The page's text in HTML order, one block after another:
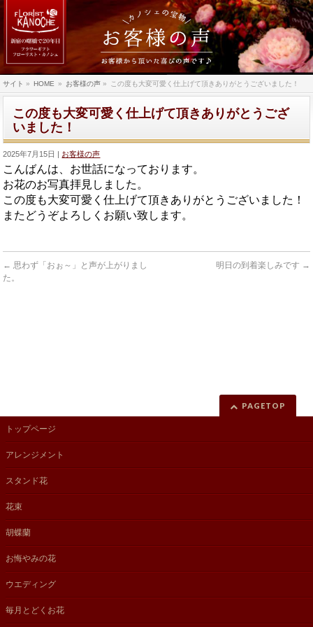
サイト » HOME » お客様の声 » この度も大変可愛く仕上げて頂きありがとうございました！
この度も大変可愛く仕上げて頂きありがとうござ
いました！
2025年7月15日 お客様の声
こんばんは、お世話になっております。
お花のお写真拝見しました。
この度も大変可愛く仕上げて頂きありがとうございました！
またどうぞよろしくお願い致します。
← 思わず「おぉ～」と声が上がりまし
た。
明日の到着楽しみです →
PAGETOP
トップページ
アレンジメント
スタンド花
花束
胡蝶蘭
お悔やみの花
ウエディング
毎月とどくお花